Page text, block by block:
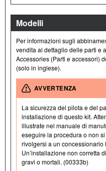
Modelli
Per informazioni sugli
vendita al dettaglio delle parti e
Accessories (Parti e accessori)
(solo in inglese).
AVVERTENZA
La sicurezza del pilota e del
installazione di questo kit.
illustrate nel manuale di
eseguire la procedura o non
rivolgersi a un concessionario
Un’installazione non corretta
gravi o mortali. (00333b)